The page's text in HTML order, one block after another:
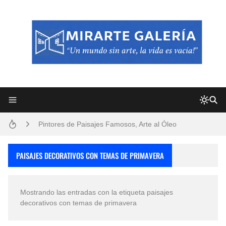
Pintores de Paisajes Famosos, Arte al Óleo
PAISAJES DECORATIVOS CON TEMAS DE PRIMAVERA
Mostrando las entradas con la etiqueta paisajes
decorativos con temas de primavera